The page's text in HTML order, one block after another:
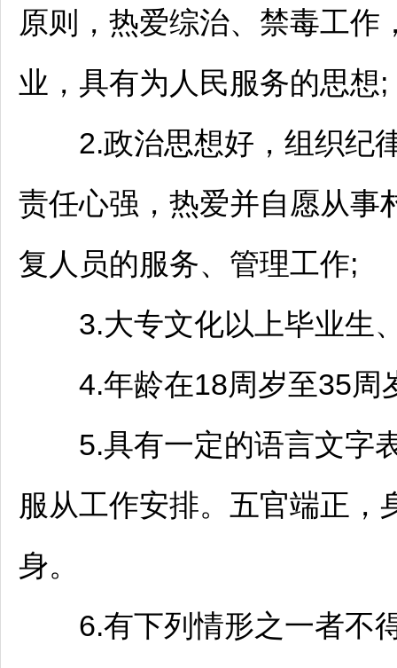
原则，热爱综治、禁毒工作
业，具有为人民服务的思想;
2.政治思想好，组织纪律
责任心强，热爱并自愿从事
复人员的服务、管理工作;
3.大专文化以上毕业生、
4.年龄在18周岁至35周
5.具有一定的语言文字表
服从工作安排。五官端正，
身。
6.有下列情形之一者不